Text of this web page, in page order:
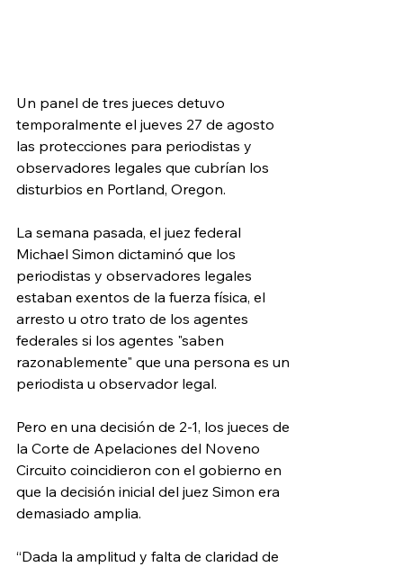
Un panel de tres jueces detuvo
temporalmente el jueves 27 de agosto
las protecciones para periodistas y
observadores legales que cubrían los
disturbios en Portland, Oregon.
La semana pasada, el juez federal
Michael Simon dictaminó que los
periodistas y observadores legales
estaban exentos de la fuerza física, el
arresto u otro trato de los agentes
federales si los agentes "saben
razonablemente" que una persona es un
periodista u observador legal.
Pero en una decisión de 2-1, los jueces de
la Corte de Apelaciones del Noveno
Circuito coincidieron con el gobierno en
que la decisión inicial del juez Simon era
demasiado amplia.
“Dada la amplitud y falta de claridad de